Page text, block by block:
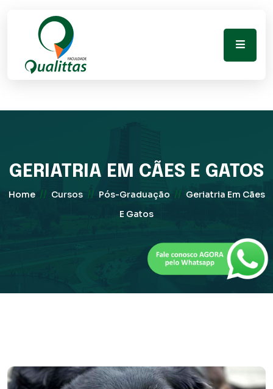
GERIATRIA EM CÃES E GATOS
Home // Cursos // Pós-Graduação // Geriatria Em Cães
E Gatos